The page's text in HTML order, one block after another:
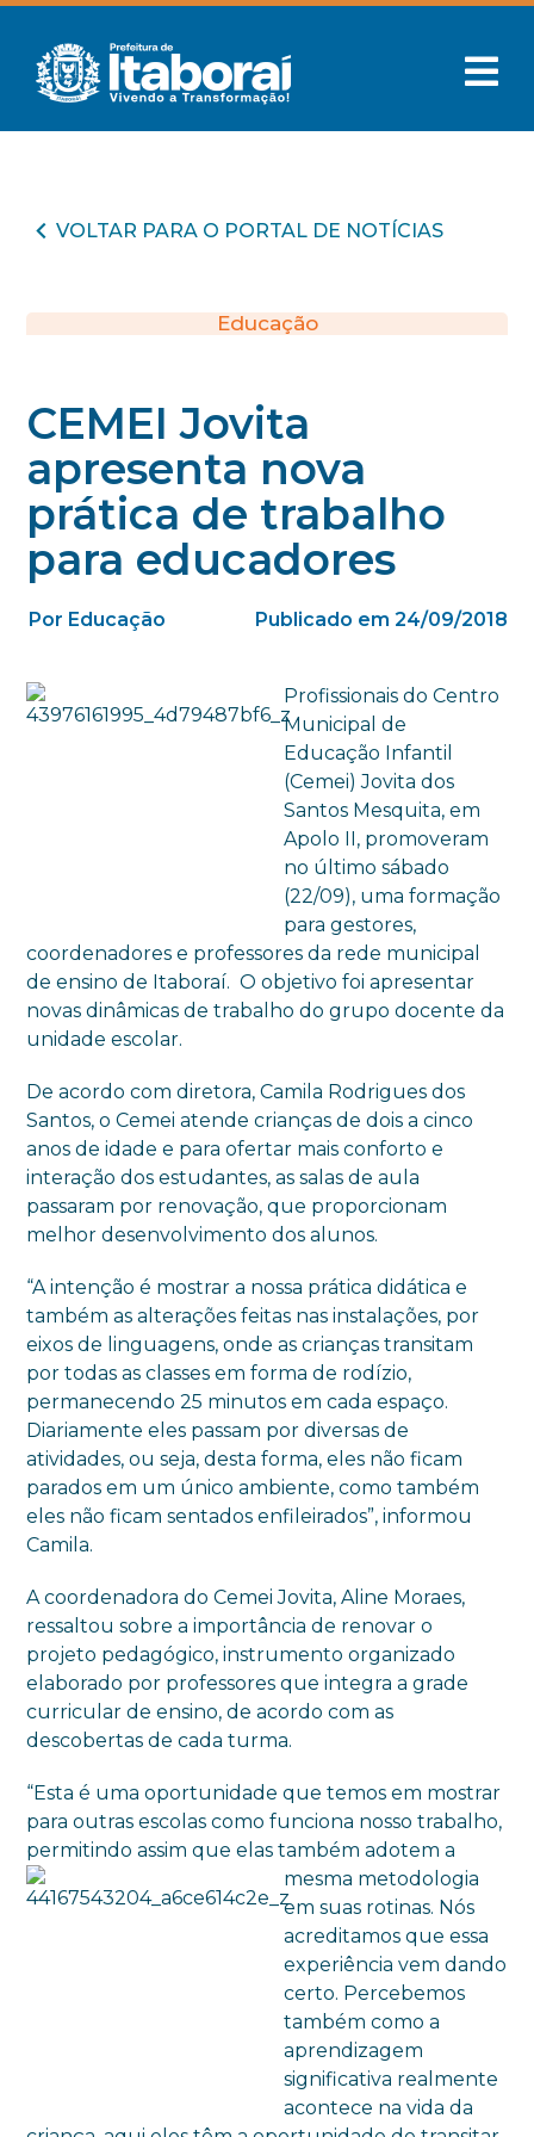
VOLTAR PARA O PORTAL DE NOTÍCIAS
Educação
CEMEI Jovita
apresenta nova
prática de trabalho
para educadores
Por Educação Publicado em 24/09/2018
Profissionais do Centro
Municipal de
Educação Infantil
(Cemei) Jovita dos
Santos Mesquita, em
Apolo II, promoveram
no último sábado
(22/09), uma formação
para gestores,
coordenadores e professores da rede municipal
de ensino de Itaboraí. O objetivo foi apresentar
novas dinâmicas de trabalho do grupo docente da
unidade escolar.
De acordo com diretora, Camila Rodrigues dos
Santos, o Cemei atende crianças de dois a cinco
anos de idade e para ofertar mais conforto e
interação dos estudantes, as salas de aula
passaram por renovação, que proporcionam
melhor desenvolvimento dos alunos.
“A intenção é mostrar a nossa prática didática e
também as alterações feitas nas instalações, por
eixos de linguagens, onde as crianças transitam
por todas as classes em forma de rodízio,
permanecendo 25 minutos em cada espaço.
Diariamente eles passam por diversas de
atividades, ou seja, desta forma, eles não ficam
parados em um único ambiente, como também
eles não ficam sentados enfileirados”, informou
Camila.
A coordenadora do Cemei Jovita, Aline Moraes,
ressaltou sobre a importância de renovar o
projeto pedagógico, instrumento organizado
elaborado por professores que integra a grade
curricular de ensino, de acordo com as
descobertas de cada turma.
“Esta é uma oportunidade que temos em mostrar
para outras escolas como funciona nosso trabalho,
permitindo assim que elas também adotem a
mesma metodologia
em suas rotinas. Nós
acreditamos que essa
experiência vem dando
certo. Percebemos
também como a
aprendizagem
significativa realmente
acontece na vida da